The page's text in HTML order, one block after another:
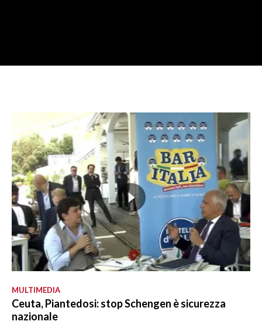
MULTIMEDIA
Ceuta, Piantedosi: stop Schengen è sicurezza
nazionale